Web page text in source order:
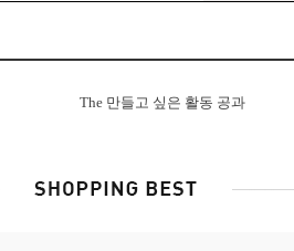
The 만들고 싶은 활동 공과